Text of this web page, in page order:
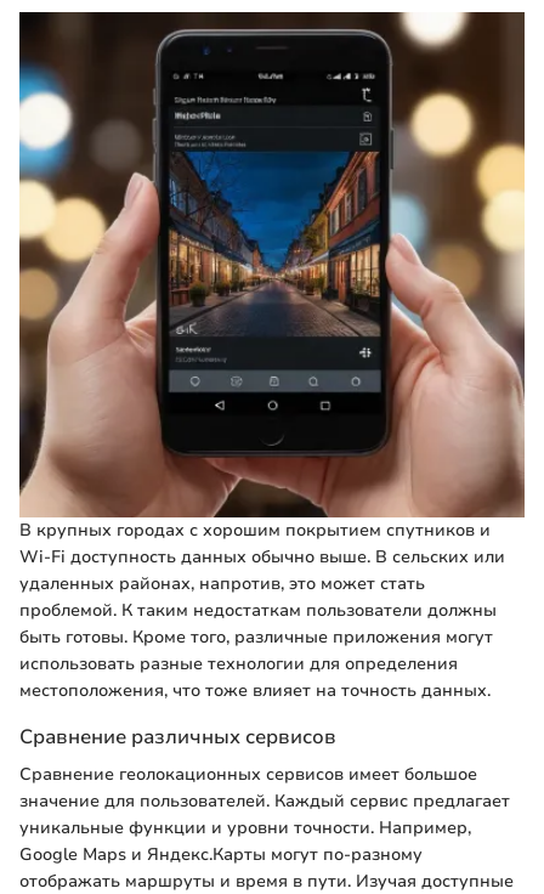
В крупных городах с хорошим покрытием спутников и
Wi-Fi доступность данных обычно выше. В сельских или
удаленных районах, напротив, это может стать
проблемой. К таким недостаткам пользователи должны
быть готовы. Кроме того, различные приложения могут
использовать разные технологии для определения
местоположения, что тоже влияет на точность данных.
Сравнение различных сервисов
Сравнение геолокационных сервисов имеет большое
значение для пользователей. Каждый сервис предлагает
уникальные функции и уровни точности. Например,
Google Maps и Яндекс.Карты могут по-разному
отображать маршруты и время в пути. Изучая доступные